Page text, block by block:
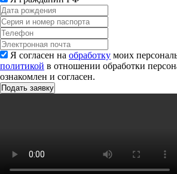
Я согласен на обработку моих
политикой в отношении обработки
ознакомлен и согласен.